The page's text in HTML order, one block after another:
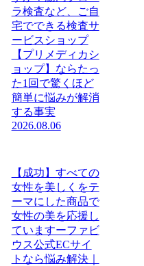
ラ検査など、ご自
宅でできる検査サ
ービスショップ
【プリメディカシ
ョップ】ならたっ
た1回で驚くほど
簡単に悩みが解消
する事実
2026.08.06
【成功】すべての
女性を美しくをテ
ーマにした商品で
女性の美を応援し
ていますーファビ
ウス公式ECサイ
トなら悩み解決｜